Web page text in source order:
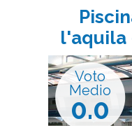
l'aquila
Voto
Medio
0.0